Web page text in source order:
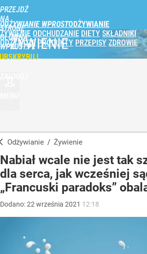
PRZEJDŹ
NA
STRONĘ
GŁÓWNĄ
WPROST.PL
ODŻYWIANIE WPROST
ŻYWIENIE ODCHUDZANIE DIETY SKŁADNIKI
ODŻYWCZE PRODUKTY PRZEPISY ZDROWIE
ŻYWIENIE
Odżywianie / Żywienie
Nabiał wcale nie jest tak
dla serca, jak wcześniej
„Francuski paradoks”
Dodano:22 września 2021 12:18